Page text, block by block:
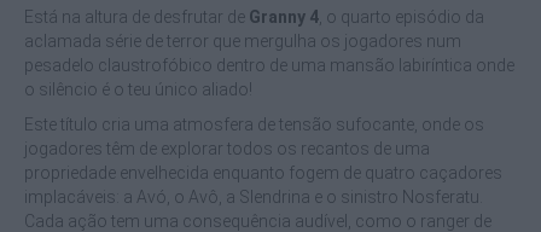
Está na altura de desfrutar de Granny 4 , o quarto episódio da
aclamada série de terror que mergulha os jogadores num
pesadelo claustrofóbico dentro de uma mansão labiríntica onde
o silêncio é o teu único aliado!
Este título cria uma atmosfera de tensão sufocante, onde os
jogadores têm de explorar todos os recantos de uma
propriedade envelhecida enquanto fogem de quatro caçadores
implacáveis: a Avó, o Avô, a Slendrina e o sinistro Nosferatu.
Cada ação tem uma consequência audível, como o ranger de